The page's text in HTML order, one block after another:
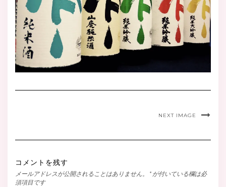
NEXT IMAGE
コメントを残す
メールアドレスが公開されることはありません。 * が付いている欄は必
須項目です